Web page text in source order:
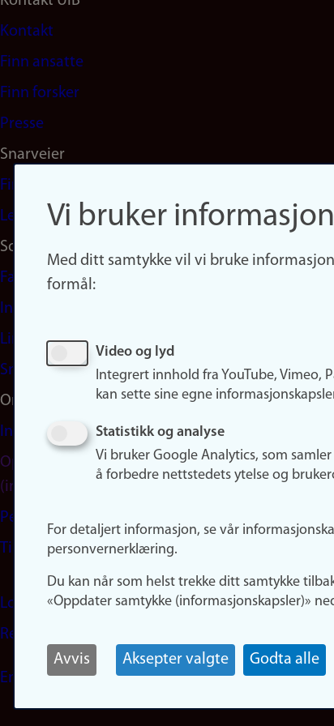
Footer
navigation
(no)
Kontakt
Finn ansatte
Finn forsker
Presse
Snarveier
Finn studier
Ledige stillinger
Sosiale medier
Facebook
Instagram
LinkedIn
Snapchat
Om nettstedet
Informasjonskapsler
Oppdater samtykke
(informasjonskapsler)
Personvern
Tilgjengelighetserklæring
Logg inn
Rediger din ansattside
English
Vi bruker
Med ditt samtykke vil vi bruke
formål:
Video og lyd
Integrert innhold fra YouTube, Vimeo,
kan sette sine egne
Statistikk og analyse
Vi bruker Google Analytics, som
å forbedre nettstedets ytelse og
For detaljert informasjon, se vår
personvernerklæring.
Du kan når som helst trekke ditt samtykke
«Oppdater samtykke (informasjonskapsler)»
Avvis Aksepter valgte Godta alle